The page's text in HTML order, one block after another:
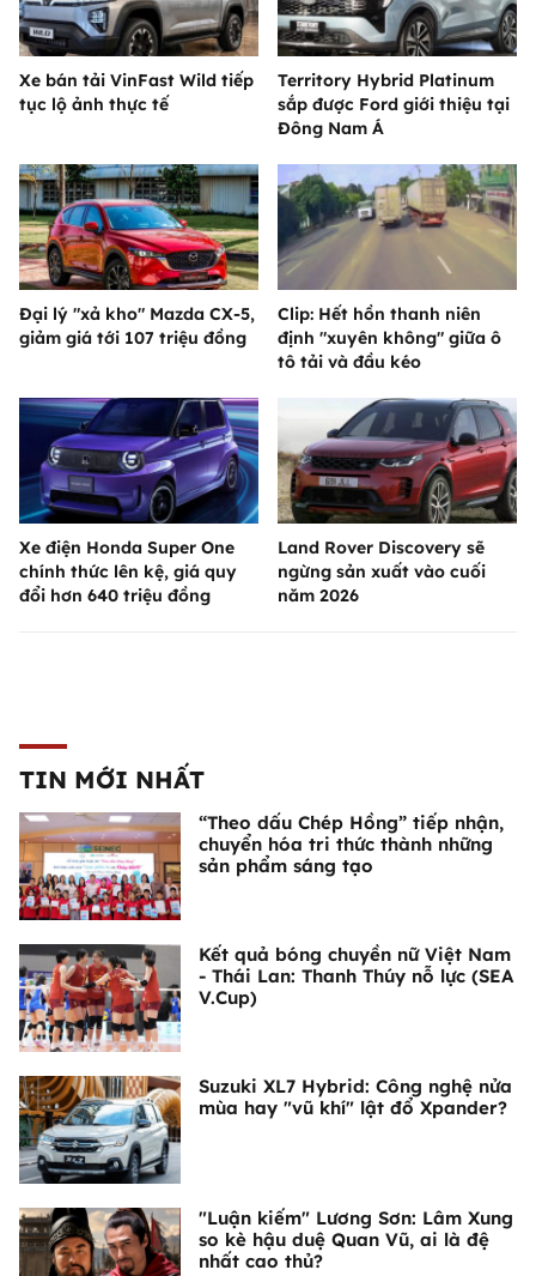
Xe bán tải VinFast Wild tiếp
tục lộ ảnh thực tế
Territory Hybrid Platinum
sắp được Ford giới thiệu tại
Đông Nam Á
Đại lý "xả kho" Mazda CX-5,
giảm giá tới 107 triệu đồng
Clip: Hết hồn thanh niên
định "xuyên không" giữa ô
tô tải và đầu kéo
Xe điện Honda Super One
chính thức lên kệ, giá quy
đổi hơn 640 triệu đồng
Land Rover Discovery sẽ
ngừng sản xuất vào cuối
năm 2026
TIN MỚI NHẤT
“Theo dấu Chép Hồng” tiếp nhận,
chuyển hóa tri thức thành những
sản phẩm sáng tạo
Kết quả bóng chuyền nữ Việt Nam
- Thái Lan: Thanh Thúy nỗ lực (SEA
V.Cup)
Suzuki XL7 Hybrid: Công nghệ nửa
mùa hay "vũ khí" lật đổ Xpander?
"Luận kiếm" Lương Sơn: Lâm Xung
so kè hậu duệ Quan Vũ, ai là đệ
nhất cao thủ?